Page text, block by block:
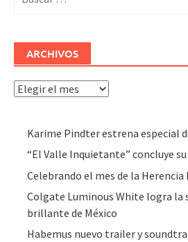
ARCHIVOS
Archivos
Karime Pindter estrena especial
“El Valle Inquietante” concluye
Celebrando el mes de la Herencia
Colgate Luminous White logra la
brillante de México
Habemus nuevo trailer y